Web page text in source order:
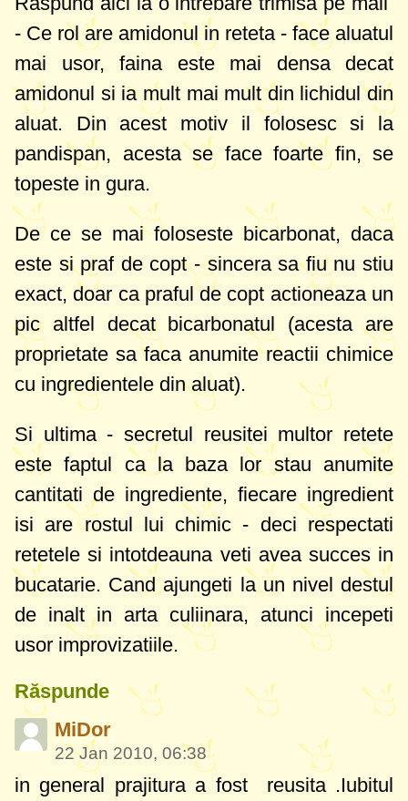
- Ce rol are amidonul in reteta - face aluatul
mai usor, faina este mai densa decat
amidonul si ia mult mai mult din lichidul din
aluat. Din acest motiv il folosesc si la
pandispan, acesta se face foarte fin, se
topeste in gura.
De ce se mai foloseste bicarbonat, daca
este si praf de copt - sincera sa fiu nu stiu
exact, doar ca praful de copt actioneaza un
pic altfel decat bicarbonatul (acesta are
proprietate sa faca anumite reactii chimice
cu ingredientele din aluat).
Si ultima - secretul reusitei multor retete
este faptul ca la baza lor stau anumite
cantitati de ingrediente, fiecare ingredient
isi are rostul lui chimic - deci respectati
retetele si intotdeauna veti avea succes in
bucatarie. Cand ajungeti la un nivel destul
de inalt in arta culiinara, atunci incepeti
usor improvizatiile.
Răspunde
MiDor
22 Jan 2010, 06:38
in general prajitura a fost reusita .Iubitul